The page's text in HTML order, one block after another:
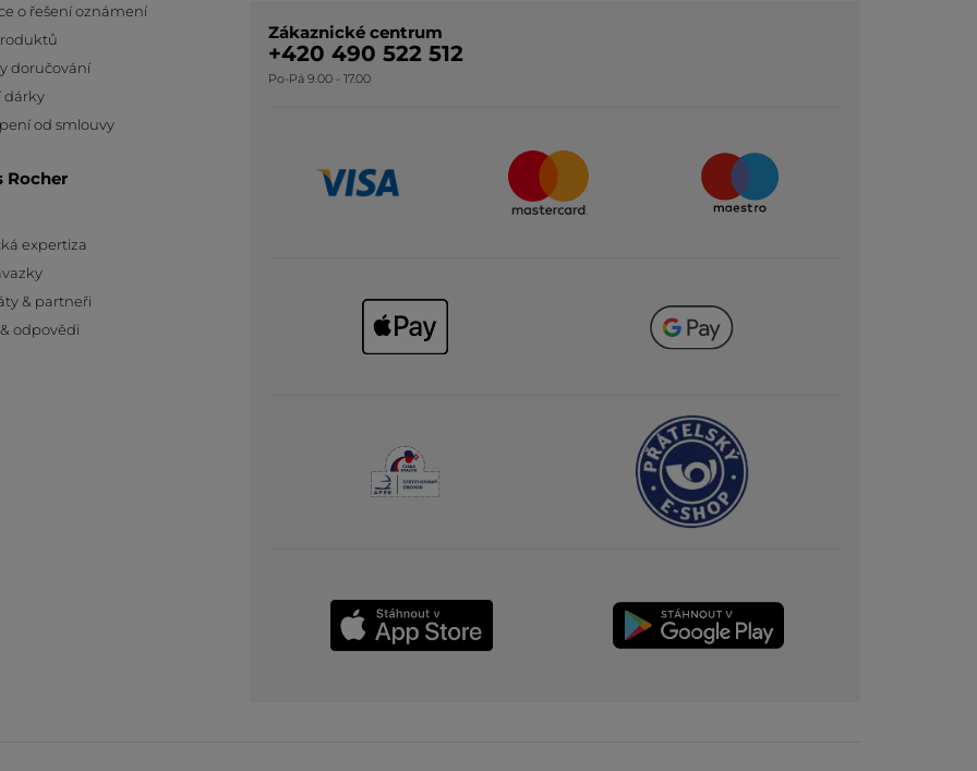
o řešení oznámení
doručování
dárky
od smlouvy
Rocher
expertiza
& partneři
odpovědi
Zákaznické centrum
+420 490 522 512
Po-Pá 9.00 - 17.00